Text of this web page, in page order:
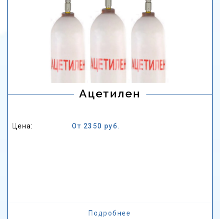
Ацетилен
Цена: От 2350 руб.
Подробнее